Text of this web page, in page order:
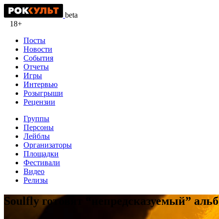
beta
18+
Посты
Новости
События
Отчеты
Игры
Интервью
Розыгрыши
Рецензии
Группы
Персоны
Лейблы
Организаторы
Площадки
Фестивали
Видео
Релизы
Soulfly готовят “непредсказуемый”